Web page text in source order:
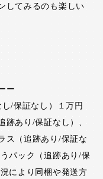
してみるのも楽しい
ー
/保証なし）１万円
跡あり/保証なし）、
ス（追跡あり/保証な
パック（追跡あり/保
により同梱や発送方